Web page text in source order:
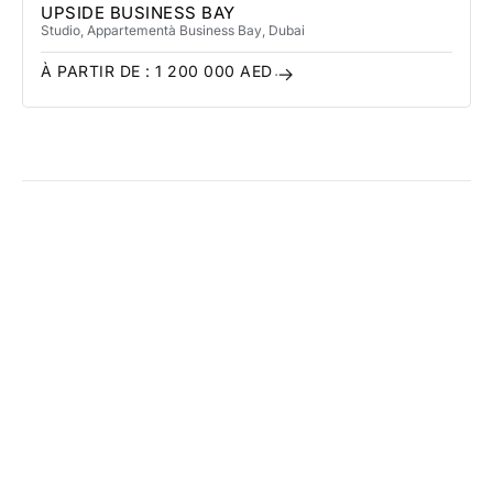
UPSIDE BUSINESS BAY
Studio, Appartementà Business Bay , Dubai
À PARTIR DE : 1 200 000 AED